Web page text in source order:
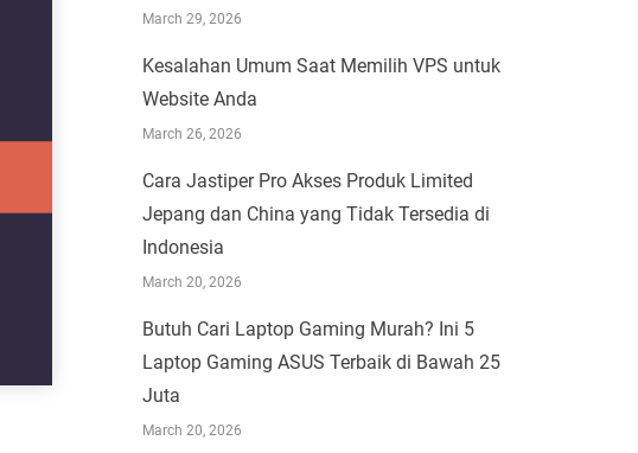
March 29, 2026
Kesalahan Umum Saat Memilih VPS untuk
Website Anda
March 26, 2026
Cara Jastiper Pro Akses Produk Limited
Jepang dan China yang Tidak Tersedia di
Indonesia
March 20, 2026
Butuh Cari Laptop Gaming Murah? Ini 5
Laptop Gaming ASUS Terbaik di Bawah 25
Juta
March 20, 2026